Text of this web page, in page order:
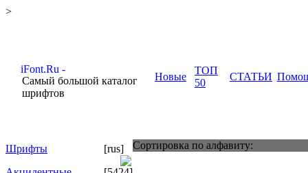
>
Самый большой каталог
шрифтов
Новые
ТОП
50
СТАТЬИ
Шрифты
[rus]
Сортировка по алфавиту: